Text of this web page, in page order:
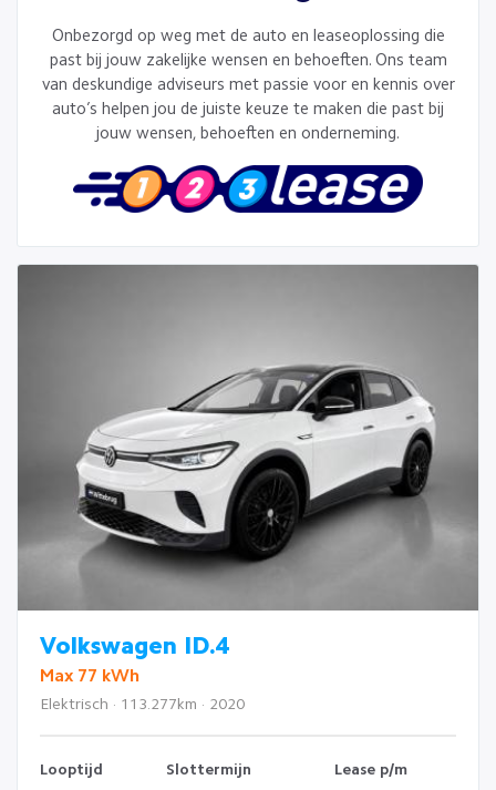
Onbezorgd op weg met de auto en leaseoplossing die
past bij jouw zakelijke wensen en behoeften. Ons team
van deskundige adviseurs met passie voor en kennis over
auto’s helpen jou de juiste keuze te maken die past bij
jouw wensen, behoeften en onderneming.
Volkswagen ID.4
Max 77 kWh
Elektrisch · 113.277km · 2020
Looptijd Slottermijn
Lease p/m